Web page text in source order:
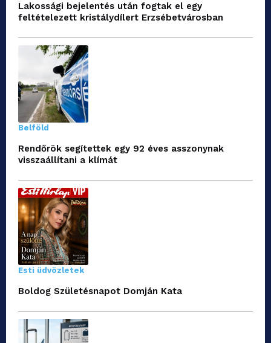
Lakossági bejelentés után fogtak el egy
feltételezett kristálydílert Erzsébetvárosban
Belföld
Rendőrök segítettek egy 92 éves asszonynak
visszaállítani a klímát
Esti üdvözletek
Boldog Születésnapot Domján Kata